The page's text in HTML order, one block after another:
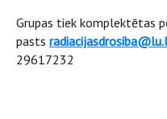
Grupas tiek komplektētas
pasts
29617232